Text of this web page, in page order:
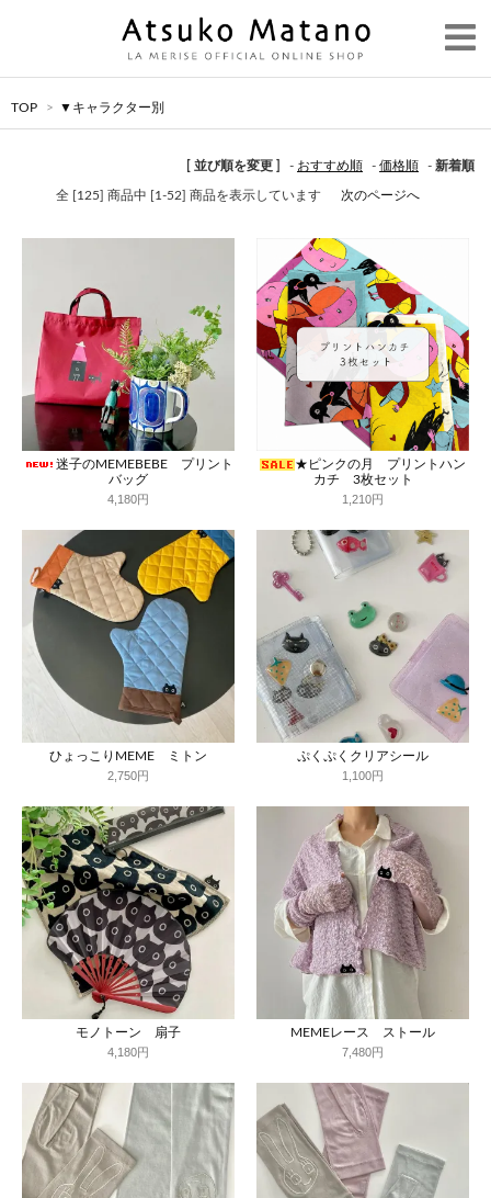
TOP > ▼キャラクター別
[ 並び順を変更 ] - おすすめ順 - 価格順 - 新着順
全 [125] 商品中 [1-52] 商品を表示しています 次のページへ
迷子のMEMEBEBE プリント
バッグ
4,180円
★ピンクの月 プリントハン
カチ 3枚セット
1,210円
ひょっこりMEME ミトン
2,750円
ぷくぷくクリアシール
1,100円
モノトーン 扇子
4,180円
MEMEレース ストール
7,480円